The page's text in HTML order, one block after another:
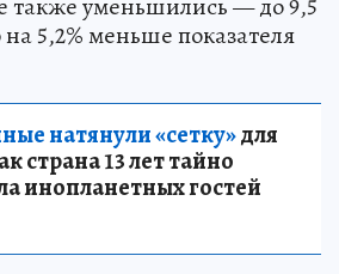
5,2% меньше показателя
натянули «сетку»для
страна 13 лет тайно
инопланетных гостей